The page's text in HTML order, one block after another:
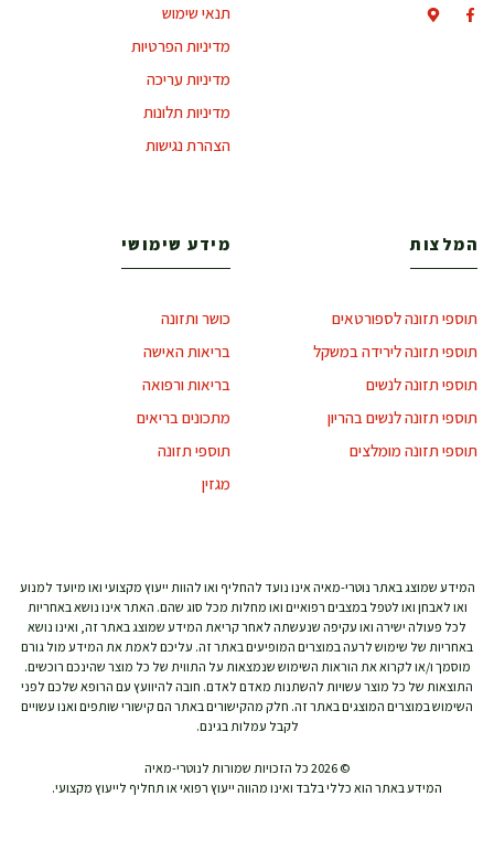
תנאי שימוש
מדיניות הפרטיות
מדיניות עריכה
מדיניות תלונות
הצהרת נגישות
המלצות
תוספי תזונה לספורטאים
תוספי תזונה לירידה במשקל
תוספי תזונה לנשים
תוספי תזונה לנשים בהריון
תוספי תזונה מומלצים
מידע שימושי
כושר ותזונה
בריאות האישה
בריאות ורפואה
מתכונים בריאים
תוספי תזונה
מגזין
המידע שמוצג באתר נוטרי-מאיה אינו נועד להחליף ואו להוות ייעוץ מקצועי ואו מיועד למנוע
ואו לאבחן ואו לטפל במצבים רפואיים ואו מחלות מכל סוג שהם. האתר אינו נושא באחריות
לכל פעולה ישירה ואו עקיפה שנעשתה לאחר קריאת המידע שמוצג באתר זה, ואינו נושא
באחריות של שימוש לרעה במוצרים המופיעים באתר זה. עליכם לאמת את המידע מול גורם
מוסמך ו/או לקרוא את הוראות השימוש שנמצאות על התווית של כל מוצר שהינכם רוכשים.
התוצאות של כל מוצר עשויות להשתנות מאדם לאדם. חובה להיוועץ עם הרופא שלכם לפני
השימוש במוצרים המוצגים באתר זה. חלק מהקישורים באתר הם קישורי שותפים ואנו עשויים
לקבל עמלות בגינם.
© 2026 כל הזכויות שמורות לנוטרי-מאיה
המידע באתר הוא כללי בלבד ואינו מהווה ייעוץ רפואי או תחליף לייעוץ מקצועי.